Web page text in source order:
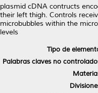
plasmid cDNA contructs
their left thigh. Controls
microbubbles within the
levels
Tipo de
Palabras claves no